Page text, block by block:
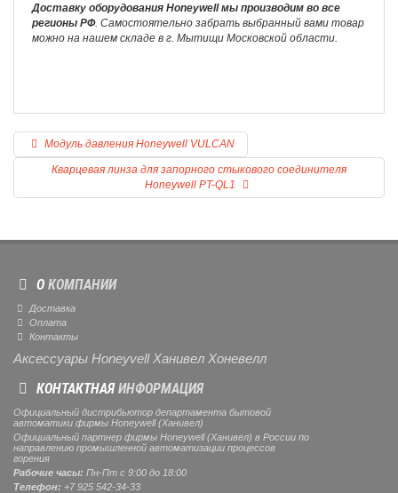
Доставку оборудования Honeywell мы производим во все
регионы РФ. Самостоятельно забрать выбранный вами товар
можно на нашем складе в г. Мытищи Московской области.
Модуль давления Honeywell VULCAN
Кварцевая линза для запорного стыкового соединителя
Honeywell PT-QL1
О КОМПАНИИ
Доставка
Оплата
Контакты
Аксессуары Honeyvell Ханивел Хоневелл
КОНТАКТНАЯИНФОРМАЦИЯ
Официальный дистрибьютор департамента бытовой
автоматики фирмы Honeywell (Ханивел)
Официальный партнер фирмы Honeywell (Ханивел) в России по
направлению промышленной автоматизации процессов
горения
Рабочие часы: Пн-Пт с 9:00 до 18:00
Телефон: +7 925 542-34-33